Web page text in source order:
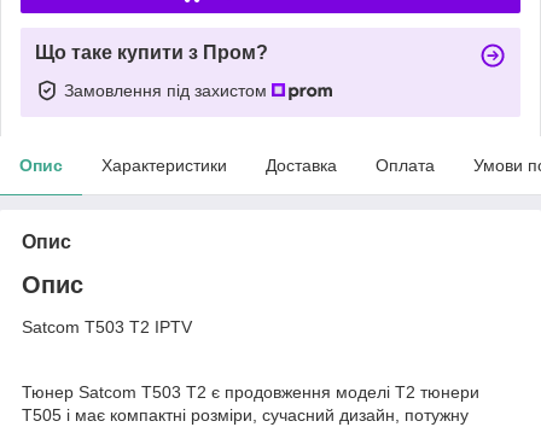
Що таке купити з Пром?
Замовлення під захистом
Опис Характеристики Доставка Оплата Умови
Опис
Опис
Satcom T503 T2 IPTV
Тюнер Satcom T503 T2 є продовження моделі Т2 тюнери
T505 і має компактні розміри, сучасний дизайн, потужну